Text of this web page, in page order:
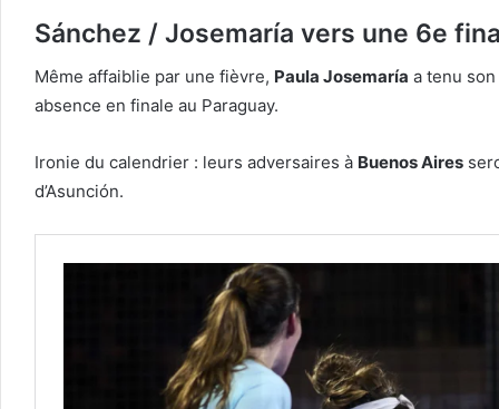
Sánchez / Josemaría vers une 6e
Même affaiblie par une fièvre, Paula Josemaría a tenu
absence en finale au Paraguay.
Ironie du calendrier : leurs adversaires à Buenos Aires
d’Asunción.